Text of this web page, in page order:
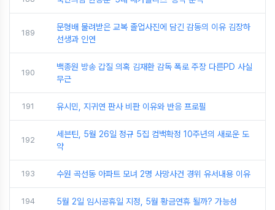
189
문형배 물려받은 교복 졸업사진에 담긴 감동의 이유 김장하
선생과 인연
190
백종원 방송 갑질 의혹 김재환 감독 폭로 주장 다른PD 사실
무근
191 유시민, 지귀연 판사 비판 이유와 반응 프로필
192
세븐틴, 5월 26일 정규 5집 컴백확정 10주년의 새로운 도
약
193 수원 곡선동 아파트 모녀 2명 사망사건 경위 유서내용 이유
194 5월 2일 임시공휴일 지정, 5월 황금연휴 될까? 가능성